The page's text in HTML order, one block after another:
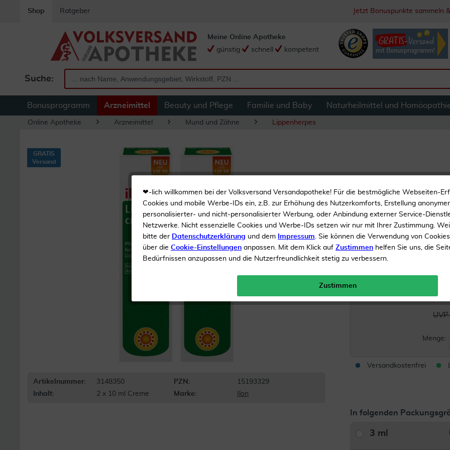
Shop Ratgeber Jetzt Bonuspunkte sammeln
Suche:
Meine Online Apotheke
günstig
schnell kompetent
Bonusprogramm Arzneimittel Beauty und Pflege Familie und Baby Naturheilmittel und
Online Apotheke Arzneimittel Mund und Zähne Lippenherpes
Legt sich wie ein
pflegender Schutzfilm
Kann die Abheilung
unterstützen
Der enthaltene LSF 30
Herpes sein kann
GRATIS
Versand
Artikelnummer: 3148350 PZN:
15193329
Inhalt:
2 x 10 ml Creme Marke: Ilon
Menge:
Versandkostenfrei
In folgenden
3 ml
❤-lich willkommen bei der Volksversand Versandapotheke! Für die bestmögliche Webseiten-
Cookies und mobile Werbe-IDs ein, z.B. zur Erhöhung des Nutzerkomforts, Erstellung
personalisierter- und nicht-personalisierter Werbung, oder Anbindung externer Service-
Netzwerke. Nicht essenzielle Cookies und Werbe-IDs setzen wir nur mit Ihrer Zustimmung.
bitte der Datenschutzerklärung und dem Impressum. Sie können die Verwendung von Cookies
über die Cookie-Einstellungen anpassen. Mit dem Klick auf Zustimmen helfen Sie uns, die
Bedürfnissen anzupassen und die Nutzerfreundlichkeit stetig zu verbessern.
Zustimmen